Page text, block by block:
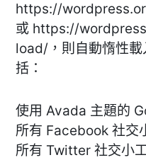
https://
或 https://
load/，則自動惰性
括：
使用 Avada 主題的
所有 Facebook 社交
所有 Twitter 社交小